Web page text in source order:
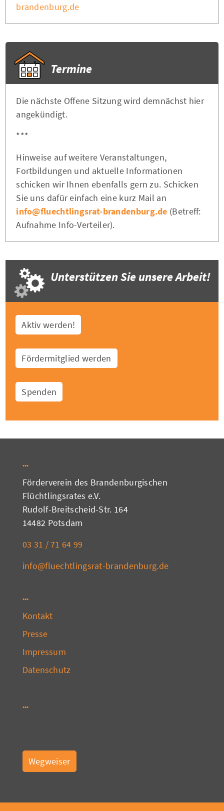
brandenburg.de
Termine
Die nächste Offene Sitzung wird demnächst hier
angekündigt.
***
Hinweise auf weitere Veranstaltungen,
Fortbildungen und aktuelle Informationen
schicken wir Ihnen ebenfalls gern zu. Schicken
Sie uns dafür einfach eine kurz Mail an
info@fluechtlingsrat-brandenburg.de (Betreff:
Aufnahme Info-Verteiler).
Unterstützen Sie unsere Arbeit!
Aktiv werden!
Fördermitglied werden
Spenden
Förderverein des Brandenburgischen
Flüchtlingsrates e.V.
Rudolf-Breitscheid-Str. 164
14482 Potsdam
03 31 / 71 64 99
info@fluechtlingsrat-brandenburg.de
Kontakt
Presse
Impressum
Datenschutz
Wegweiser